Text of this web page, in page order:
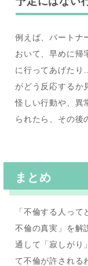
例えば、パートナ
おいて、早めに帰
に行ってあげた
がどう反応するか
怪しい行動や、異
られたら、その後
まとめ
「不倫する人っ
不倫の真実」を解
通して「寂しがり
て不倫が許される